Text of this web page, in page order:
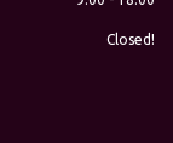
Closed!